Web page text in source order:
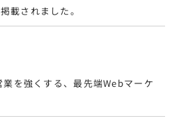
載されました。
を強くする、最先端Webマーケ